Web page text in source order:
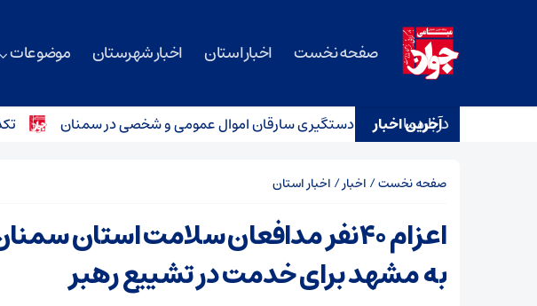
صفحه نخست اخبار استان اخبار شهرستان موضوعات
درباره ما
آخرین اخبارآغاز چند امید دستگیری سارقان اموال عمومی و شخصی در سمنان تکذیب
صفحه نخست/ اخبار/ اخبار استان
اعزام ۴۰نفر مدافعان سلامت استان
به مشهد برای خدمت‌ در تشییع رهبر